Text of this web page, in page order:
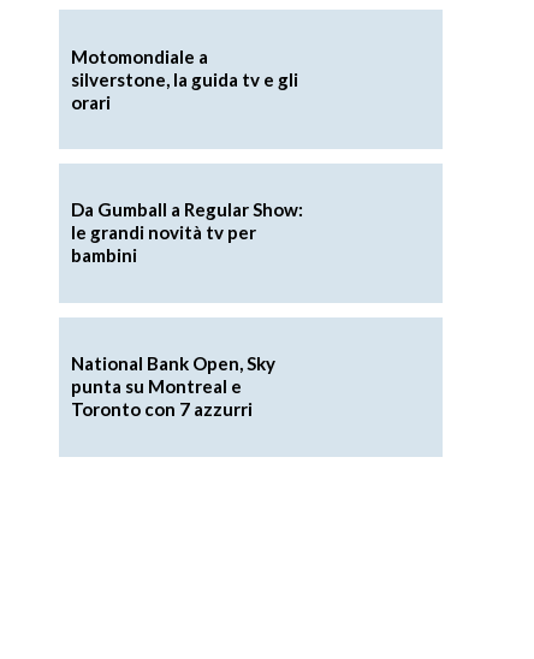
Motomondiale a
silverstone, la guida tv e gli
orari
Da Gumball a Regular Show:
le grandi novità tv per
bambini
National Bank Open, Sky
punta su Montreal e
Toronto con 7 azzurri